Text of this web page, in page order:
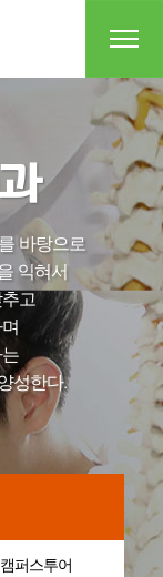
바탕으로
익혀서
고
성한다.
캠퍼스투어